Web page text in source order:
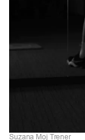
Suzana Moj Trener